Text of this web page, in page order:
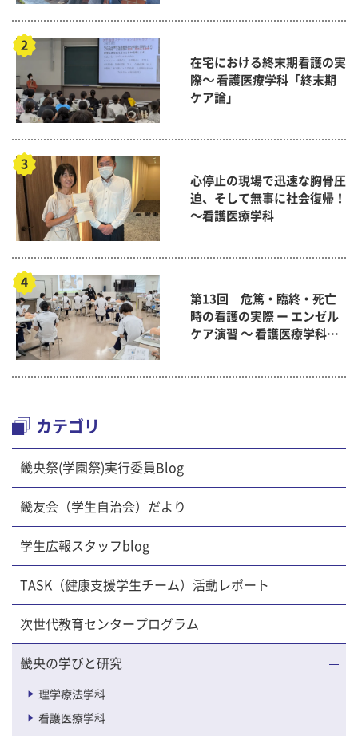
在宅における終末期看護の実
際～ 看護医療学科「終末期
ケア論」
心停止の現場で迅速な胸骨圧
迫、そして無事に社会復帰！
～看護医療学科
第13回 危篤・臨終・死亡
時の看護の実際 ー エンゼル
ケア演習 ～ 看護医療学科
カテゴリ
畿央祭(学園祭)実行委員Blog
畿友会（学生自治会）だより
学生広報スタッフblog
TASK（健康支援学生チーム）活動レポート
次世代教育センタープログラム
畿央の学びと研究
理学療法学科
看護医療学科